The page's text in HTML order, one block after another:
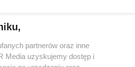
serwisie nie może być powielany i
w jakikolwiek sposób (w
na jakimkolwiek polu
partnerów oraz inne
Media uzyskujemy dostęp i